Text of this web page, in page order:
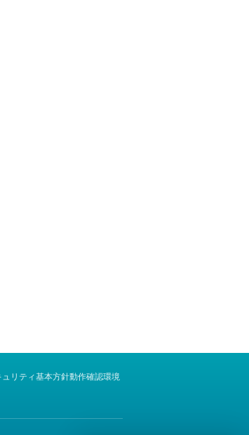
リティ基本方針動作確認環境